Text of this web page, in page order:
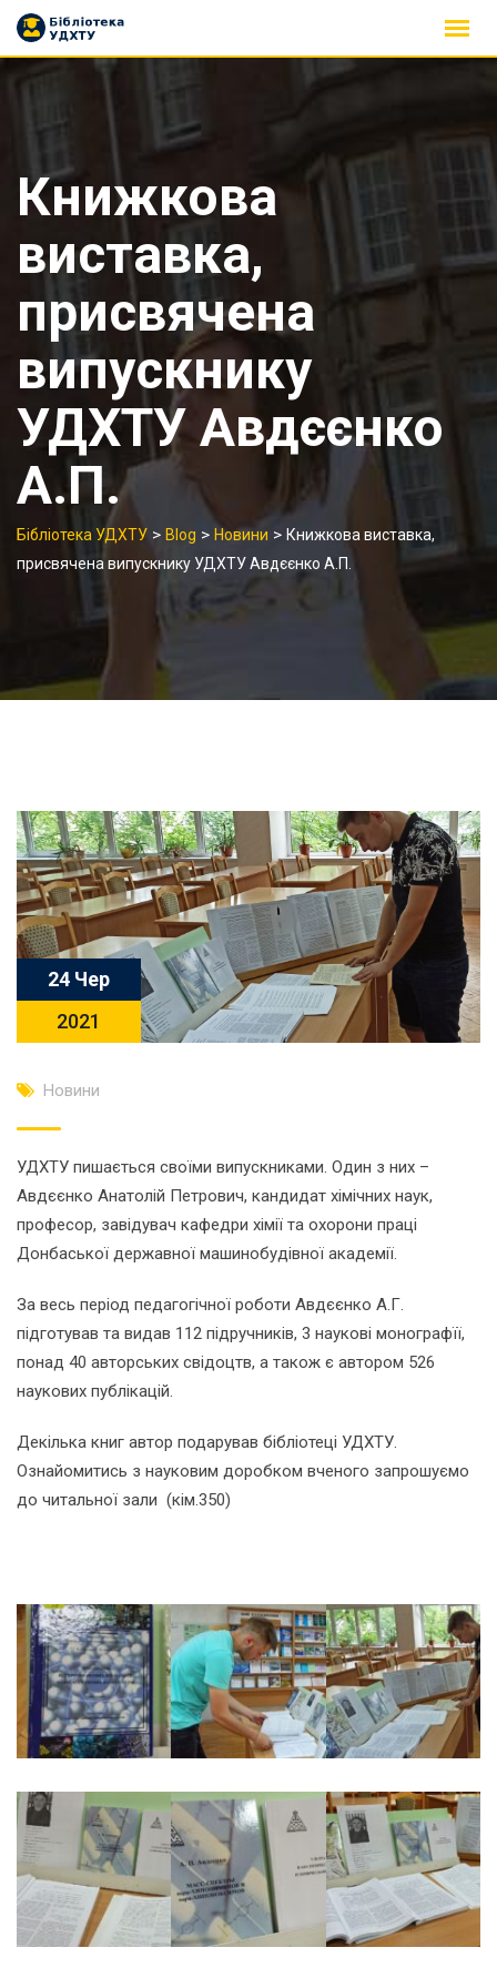
Skip
Книжкова
виставка,
присвячена
випускнику
УДХТУ Авдєєнко
А.П.
Бібліотека УДХТУ > Blog > Новини > Книжкова виставка,
присвячена випускнику УДХТУ Авдєєнко А.П.
24 Чер
2021
Новини
УДХТУ пишається своїми випускниками. Один з них –
Авдєєнко Анатолій Петрович, кандидат хімічних наук,
професор, завідувач кафедри хімії та охорони праці
Донбаської державної машинобудівної академії.
За весь період педагогічної роботи Авдєєнко А.Г.
підготував та видав 112 підручників, 3 наукові монографїї,
понад 40 авторських свідоцтв, а також є автором 526
наукових публікацій.
Декілька книг автор подарував бібліотеці УДХТУ.
Ознайомитись з науковим доробком вченого запрошуємо
до читальної зали (кім.350)